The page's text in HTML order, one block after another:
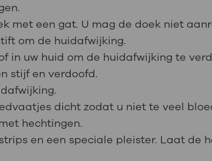
met een gat. U mag de doek niet
om de huidafwijking.
in uw huid om de huidafwijking te
stijf en verdoofd.
dicht zodat u niet te veel
hechtingen.
en een speciale pleister. Laat de